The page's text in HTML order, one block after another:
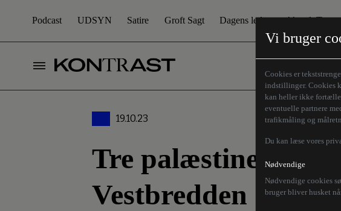
Vi bruger
Cookies er
indstillinger. Cookies
kan heller ikke fortælle
eventuelle partnere
trafikmåling og
Du kan læse vores
Nødvendige
Nødvendige cookies
bruger bliver husket
Podcast UDSYN Satire Groft Sagt Dagens leder Aktuelt Tema
Den
Store
19.10.23
Tre
Vestbredden